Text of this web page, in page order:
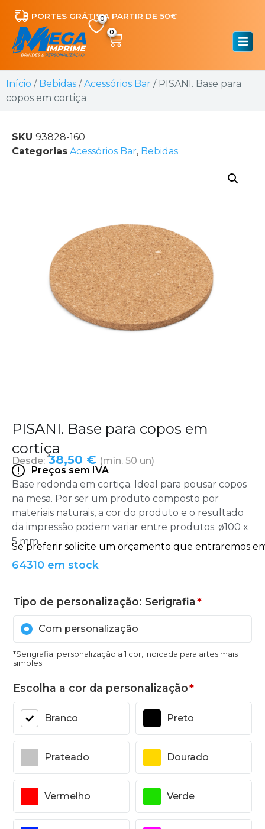
PORTES GRÁTIS A PARTIR DE 50€
0
Início / Bebidas /Acessórios Bar / PISANI. Base para
copos em cortiça
SKU 93828-160
Categorias Acessórios Bar, Bebidas
PISANI. Base para copos em
cortiça
Desde: 38,50 € (mín. 50 un)
Preços sem IVA
Base redonda em cortiça. Ideal para pousar copos
na mesa. Por ser um produto composto por
materiais naturais, a cor do produto e o resultado
da impressão podem variar entre produtos. ø100 x
5 mm
64310 em stock
Tipo de personalização: Serigrafia*
Com personalização
*Serigrafia: personalização a 1 cor, indicada para artes mais
simples
Escolha a cor da personalização*
Branco Preto
Prateado Dourado
Vermelho Verde